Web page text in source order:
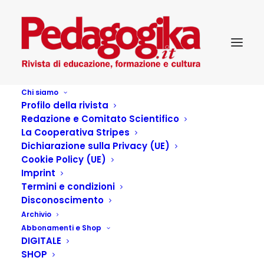
Chi siamo
Profilo della rivista
Redazione e Comitato Scientifico
La Cooperativa Stripes
Dichiarazione sulla Privacy (UE)
Cookie Policy (UE)
Imprint
Termini e condizioni
Disconoscimento
Archivio
Abbonamenti e Shop
DIGITALE
SHOP
Pedagogika_IX_2-
Cittadinanza
democratica?